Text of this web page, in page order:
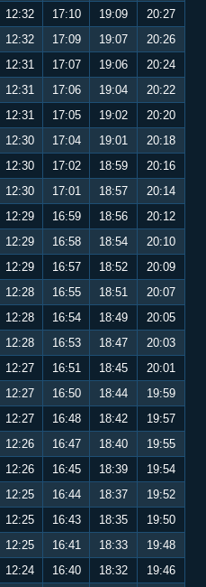
12:32 17:10 19:09
20:27
12:32 17:09 19:07
20:26
12:31 17:07 19:06
20:24
12:31 17:06 19:04
20:22
12:31 17:05 19:02
20:20
12:30 17:04 19:01
20:18
12:30 17:02 18:59
20:16
12:30 17:01 18:57
20:14
12:29 16:59 18:56
20:12
12:29 16:58 18:54
20:10
12:29 16:57 18:52
20:09
12:28 16:55 18:51
20:07
12:28 16:54 18:49
20:05
12:28 16:53 18:47
20:03
12:27 16:51 18:45
20:01
12:27 16:50 18:44
19:59
12:27 16:48 18:42
19:57
12:26 16:47 18:40
19:55
12:26 16:45 18:39
19:54
12:25 16:44 18:37
19:52
12:25 16:43 18:35
19:50
12:25 16:41 18:33
19:48
12:24 16:40 18:32
19:46